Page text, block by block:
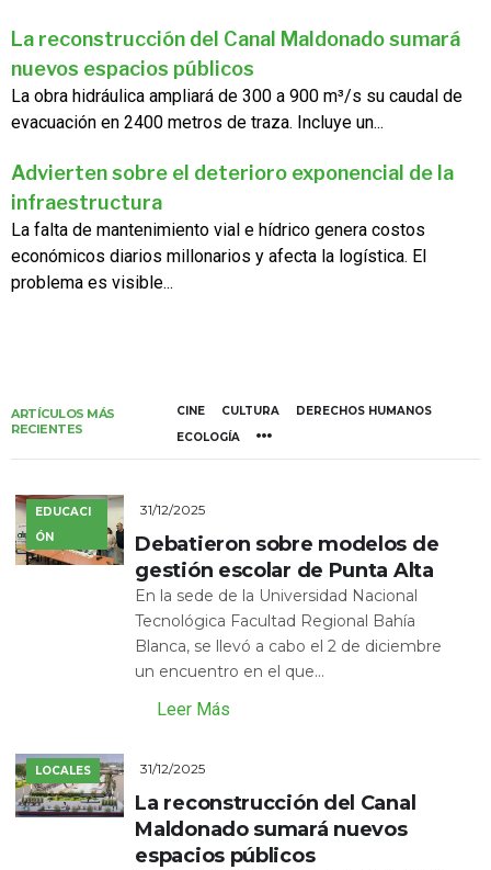
La reconstrucción del Canal Maldonado sumará
nuevos espacios públicos
La obra hidráulica ampliará de 300 a 900 m³/s su caudal de
evacuación en 2400 metros de traza. Incluye un...
Advierten sobre el deterioro exponencial de la
infraestructura
La falta de mantenimiento vial e hídrico genera costos
económicos diarios millonarios y afecta la logística. El
problema es visible...
ARTÍCULOS MÁS
RECIENTES
CINE CULTURA
DERECHOS HUMANOS
ECOLOGÍA
EDUCACI
ÓN
31/12/2025
Debatieron sobre modelos de
gestión escolar de Punta Alta
En la sede de la Universidad Nacional
Tecnológica Facultad Regional Bahía
Blanca, se llevó a cabo el 2 de diciembre
un encuentro en el que...
Leer Más
LOCALES 31/12/2025
La reconstrucción del Canal
Maldonado sumará nuevos
espacios públicos